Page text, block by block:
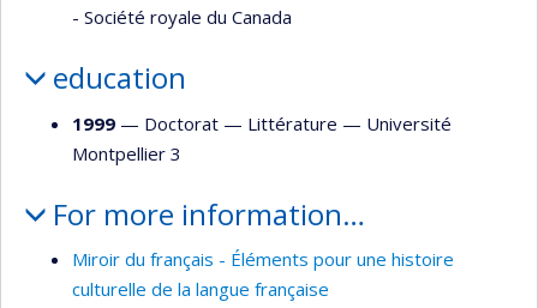
- Société royale du Canada
education
1999 — Doctorat — Littérature — Université
Montpellier 3
For more information…
Miroir du français - Éléments pour une histoire
culturelle de la langue française